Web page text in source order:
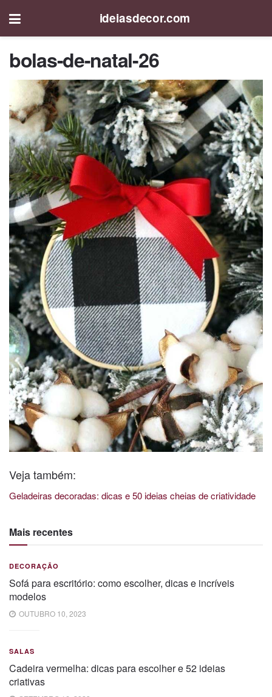
ideiasdecor.com
bolas-de-natal-26
Veja também:
Geladeiras decoradas: dicas e 50 ideias cheias de criatividade
Mais recentes
DECORAÇÃO
Sofá para escritório: como escolher, dicas e incríveis
modelos
OUTUBRO 10, 2023
SALAS
Cadeira vermelha: dicas para escolher e 52 ideias
criativas